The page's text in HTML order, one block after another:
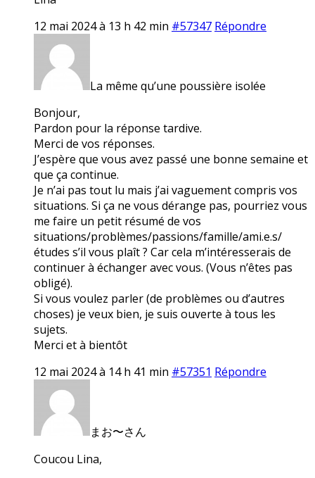
12 mai 2024 à 13 h 42 min #57347 Répondre
La même qu’une poussière isolée
Bonjour,
Pardon pour la réponse tardive.
Merci de vos réponses.
J’espère que vous avez passé une bonne semaine et
que ça continue.
Je n’ai pas tout lu mais j’ai vaguement compris vos
situations. Si ça ne vous dérange pas, pourriez vous
me faire un petit résumé de vos
situations/problèmes/passions/famille/ami.e.s/
études s’il vous plaît ? Car cela m’intéresserais de
continuer à échanger avec vous. (Vous n’êtes pas
obligé).
Si vous voulez parler (de problèmes ou d’autres
choses) je veux bien, je suis ouverte à tous les
sujets.
Merci et à bientôt
12 mai 2024 à 14 h 41 min #57351 Répondre
まお〜さん
Coucou Lina,